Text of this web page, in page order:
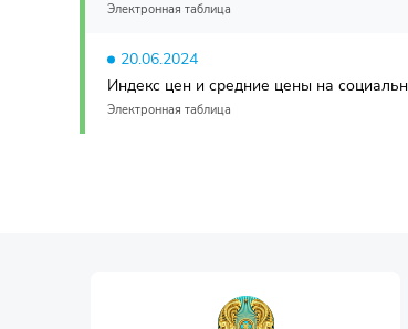
Электронная таблица
20.06.2024
Индекс цен и средние цены на
Электронная таблица